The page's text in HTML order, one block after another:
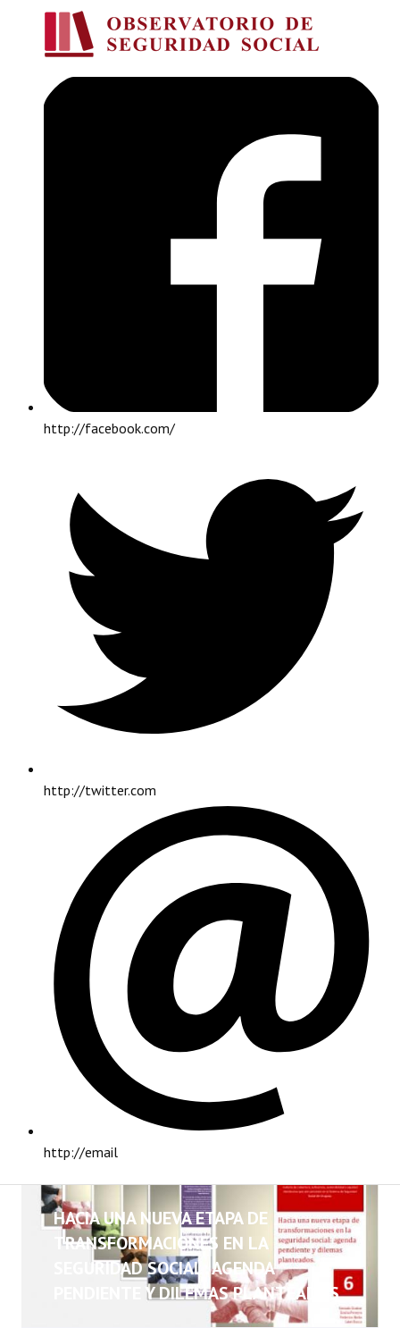
http://facebook.com/
http://twitter.com
http://email
INSTITUCIONAL
NOTICIAS
HACIA UNA NUEVA ETAPA DE
TRANSFORMACIONES EN LA
SEGURIDAD SOCIAL: AGENDA
PENDIENTE Y DILEMAS PLANTEADOS